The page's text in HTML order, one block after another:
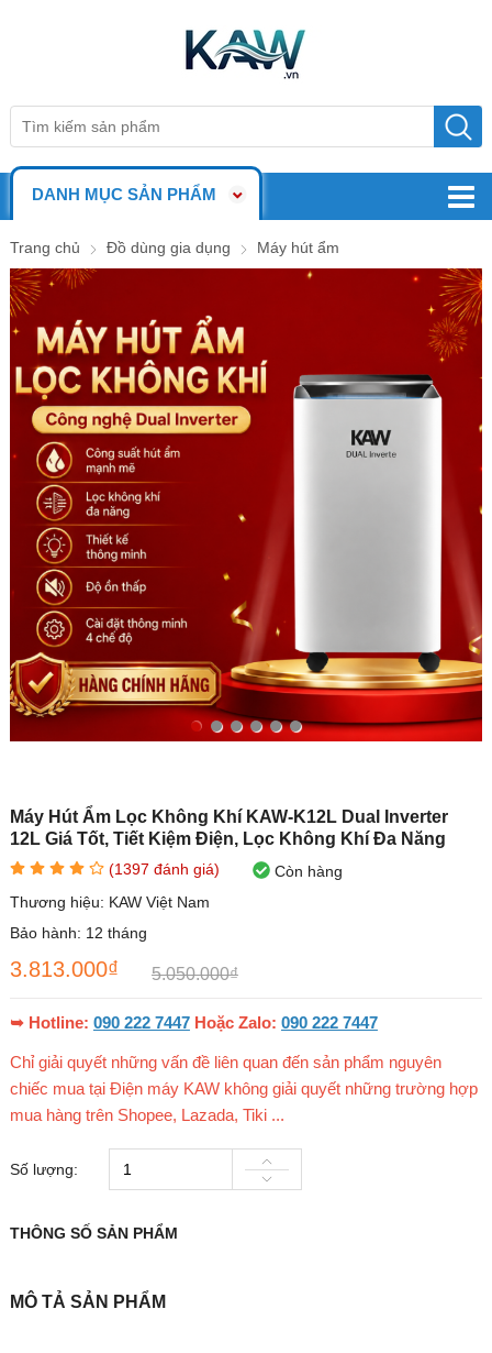
DANH MỤC SẢN PHẨM
Trang chủ Đồ dùng gia dụng Máy hút ẩm
Máy Hút Ẩm Lọc Không Khí KAW-K12L Dual Inverter
12L Giá Tốt, Tiết Kiệm Điện, Lọc Không Khí Đa Năng
(1397 đánh giá)
Còn hàng
Thương hiệu: KAW Việt Nam
Bảo hành: 12 tháng
3.813.000₫ 5.050.000₫
➥ Hotline: 090 222 7447Hoặc Zalo: 090 222 7447
Chỉ giải quyết những vấn đề liên quan đến sản phẩm nguyên
chiếc mua tại Điện máy KAW không giải quyết những trường hợp
mua hàng trên Shopee, Lazada, Tiki ...
Số lượng:
THÔNG SỐ SẢN PHẨM
MÔ TẢ SẢN PHẨM